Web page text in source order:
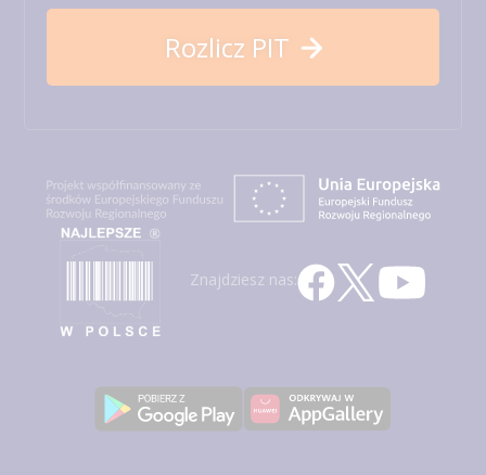
Rozlicz PIT
Znajdziesz nas: